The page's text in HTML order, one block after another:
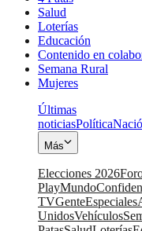
Salud
Loterías
Educación
Contenido en
Semana Rural
Mujeres
Últimas
noticiasPolítica
Más
Elecciones 2026
PlayMundo
TVGenteEspeciales
UnidosVehículos